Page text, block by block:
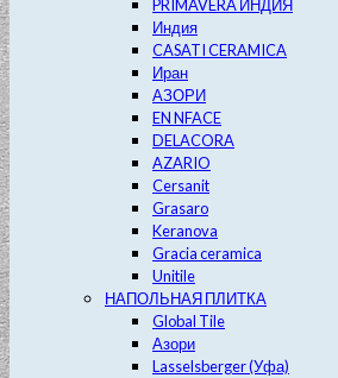
PRIMAVERA ИНДИЯ
Индия
CASATI CERAMICA
Иран
АЗОРИ
EN NFACE
DELACORA
AZARIO
Cersanit
Grasaro
Keranova
Gracia ceramica
Unitile
НАПОЛЬНАЯ ПЛИТКА
Global Tile
Азори
Lasselsberger (Уфа)